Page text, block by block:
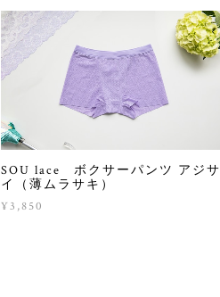
SOU lace ボクサーパンツ アジサ
イ（薄ムラサキ）
¥3,850